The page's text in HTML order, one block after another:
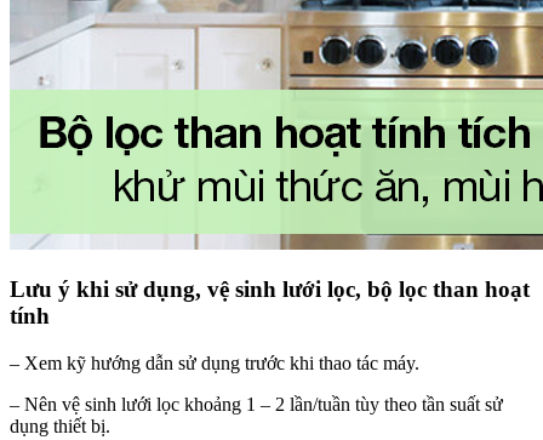
Lưu ý khi sử dụng, vệ sinh lưới lọc, bộ lọc than hoạt
tính
– Xem kỹ hướng dẫn sử dụng trước khi thao tác máy.
– Nên vệ sinh lưới lọc khoảng 1 – 2 lần/tuần tùy theo tần suất sử
dụng thiết bị.